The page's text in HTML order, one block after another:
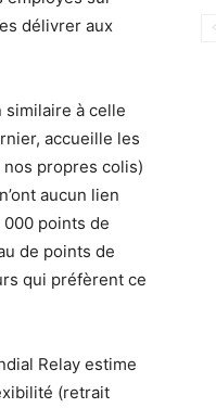
délivrer aux
similaire à celle
accueille les
propres colis)
aucun lien
points de
de points de
qui préfèrent ce
Relay estime
(retrait